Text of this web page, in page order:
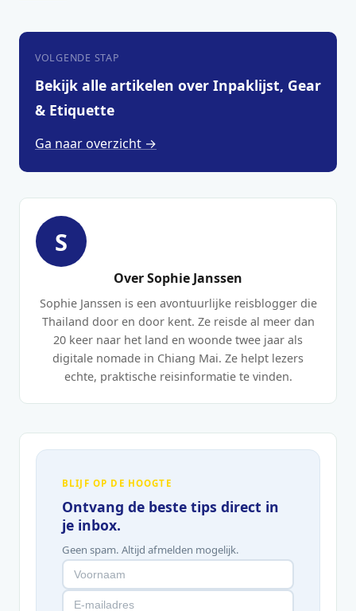
VOLGENDE STAP
Bekijk alle artikelen over Inpaklijst, Gear
& Etiquette
Ga naar overzicht →
S
Over Sophie Janssen
Sophie Janssen is een avontuurlijke reisblogger die
Thailand door en door kent. Ze reisde al meer dan
20 keer naar het land en woonde twee jaar als
digitale nomade in Chiang Mai. Ze helpt lezers
echte, praktische reisinformatie te vinden.
BLIJF OP DE HOOGTE
Ontvang de beste tips direct in
je inbox.
Geen spam. Altijd afmelden mogelijk.